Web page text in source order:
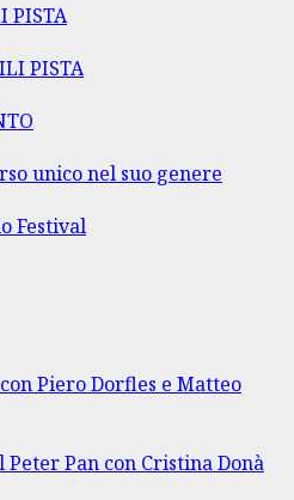
PISTA
PISTA
unico nel suo genere
Festival
Piero Dorfles e Matteo
Pan con Cristina Donà